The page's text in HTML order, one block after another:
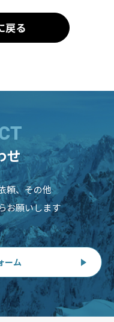
戻る
せ
頼、その他
お願いします
ーム